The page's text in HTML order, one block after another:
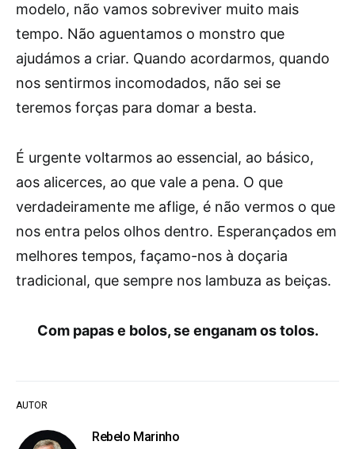
AUTOR
Rebelo Marinho
modelo, não vamos sobreviver muito mais
tempo. Não aguentamos o monstro que
ajudámos a criar. Quando acordarmos, quando
nos sentirmos incomodados, não sei se
teremos forças para domar a besta.
É urgente voltarmos ao essencial, ao básico,
aos alicerces, ao que vale a pena. O que
verdadeiramente me aflige, é não vermos o que
nos entra pelos olhos dentro. Esperançados em
melhores tempos, façamo-nos à doçaria
tradicional, que sempre nos lambuza as beiças.
Com papas e bolos, se enganam os tolos.